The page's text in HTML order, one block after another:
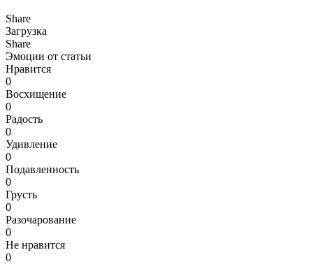
Share
Загрузка
Share
Эмоции от статьи
Нравится
0
Восхищение
0
Радость
0
Удивление
0
Подавленность
0
Грусть
0
Разочарование
0
Не нравится
0